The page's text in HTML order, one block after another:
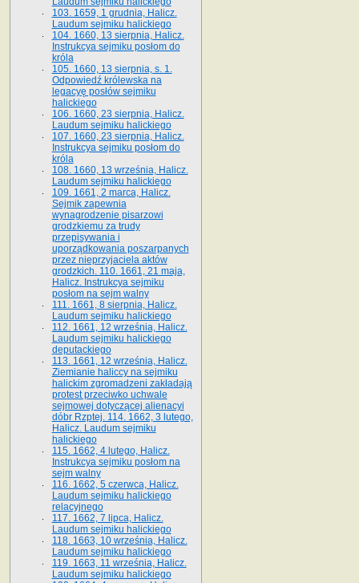
103. 1659, 1 grudnia, Halicz.
Laudum sejmiku halickiego
104. 1660, 13 sierpnia, Halicz.
Instrukcya sejmiku posłom do
króla
105. 1660, 13 sierpnia, s. 1.
Odpowiedź królewska na
legacyę posłów sejmiku
halickiego
106. 1660, 23 sierpnia, Halicz.
Laudum sejmiku halickiego
107. 1660, 23 sierpnia, Halicz.
Instrukcya sejmiku posłom do
króla
108. 1660, 13 września, Halicz.
Laudum sejmiku halickiego
109. 1661, 2 marca, Halicz.
Sejmik zapewnia
wynagrodzenie pisarzowi
grodzkiemu za trudy
przepisywania i
uporządkowania poszarpanych
przez nieprzyjaciela aktów
grodzkich. 110. 1661, 21 maja,
Halicz. Instrukcya sejmiku
posłom na sejm walny
111. 1661, 8 sierpnia, Halicz.
Laudum sejmiku halickiego
112. 1661, 12 września, Halicz.
Laudum sejmiku halickiego
deputackiego
113. 1661, 12 września, Halicz.
Ziemianie haliccy na sejmiku
halickim zgromadzeni zakładają
protest przeciwko uchwale
sejmowej dotyczącej alienacyi
dóbr Rzptej. 114. 1662, 3 lutego,
Halicz. Laudum sejmiku
halickiego
115. 1662, 4 lutego, Halicz.
Instrukcya sejmiku posłom na
sejm walny
116. 1662, 5 czerwca, Halicz.
Laudum sejmiku halickiego
relacyjnego
117. 1662, 7 lipca, Halicz.
Laudum sejmiku halickiego
118. 1663, 10 września, Halicz.
Laudum sejmiku halickiego
119. 1663, 11 września, Halicz.
Laudum sejmiku halickiego